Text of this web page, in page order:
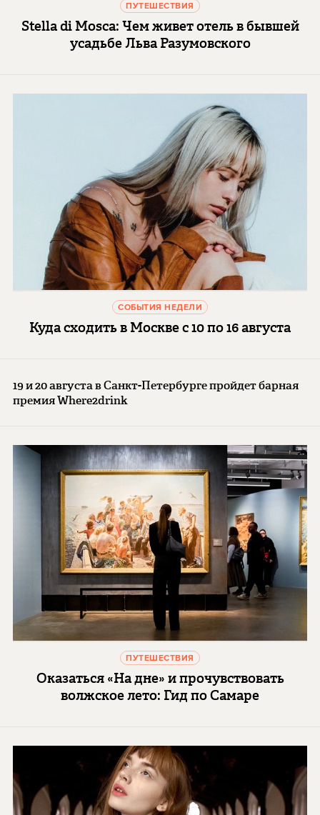
ПУТЕШЕСТВИЯ
Stella di Mosca: Чем живет отель в бывшей
усадьбе Льва Разумовского
СОБЫТИЯ НЕДЕЛИ
Куда сходить в Москве с 10 по 16 августа
19 и 20 августа в Санкт-Петербурге пройдет барная
премия Where2drink
ПУТЕШЕСТВИЯ
Оказаться «На дне» и прочувствовать
волжское лето: Гид по Самаре